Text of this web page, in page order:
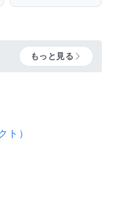
もっと見る
ト）